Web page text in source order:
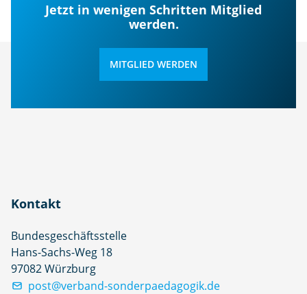
Jetzt in wenigen Schritten Mitglied
werden.
MITGLIED WERDEN
Kontakt
Bundesgeschäftsstelle
Hans-Sachs-Weg 18
97082 Würzburg
post@verband-sonderpaedagogik.de